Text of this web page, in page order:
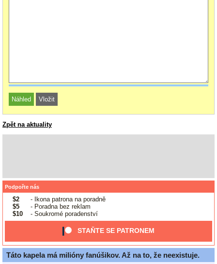
Zpět na aktuality
Podpořte nás
$2
- Ikona patrona na poradně
$5
- Poradna bez reklam
$10
- Soukromé poradenství
STAŇTE SE PATRONEM
Táto kapela má milióny fanúšikov. Až na to, že neexistuje.